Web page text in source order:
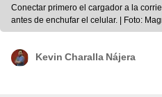
Conectar primero el cargador a la
antes de enchufar el celular. | Foto:
Kevin Charalla Nájera